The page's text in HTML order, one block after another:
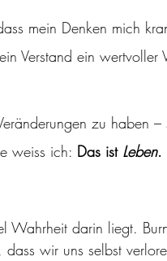
mein Denken mich
Verstand ein wertvoller
zu haben –
weiss ich: Das ist Leben.
Wahrheit darin liegt.
wir uns selbst